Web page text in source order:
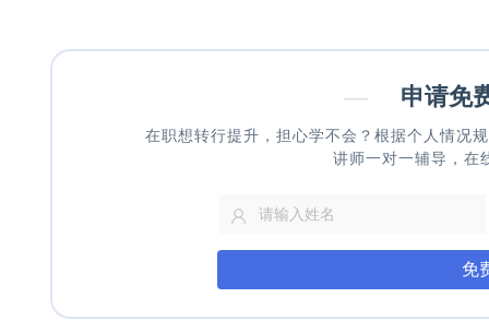
— 申请免
在职想转行提升，担心学不会？根据个人情况
讲师一对一辅导，在
免